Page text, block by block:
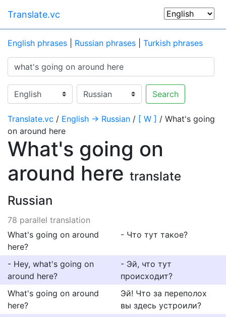
Translate.vc
English phrases Russian phrases Turkish phrases
Search
Translate.vc / English → Russian / [ W ] / What's going
on around here
What's going on
around here translate
Russian
78 parallel translation
What's going on around
here?
- Что тут такое?
- Hey, what's going on
around here?
- Эй, что тут
происходит?
What's going on around
here?
Эй! Что за переполох
вы здесь устроили?